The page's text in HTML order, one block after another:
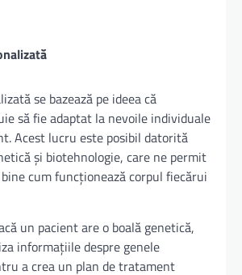
se bazează pe ideea că
să fie adaptat la nevoile individuale
Acest lucru este posibil datorită
și biotehnologie, care ne permit
cum funcționează corpul fiecărui
un pacient are o boală genetică,
informațiile despre genele
a crea un plan de tratament